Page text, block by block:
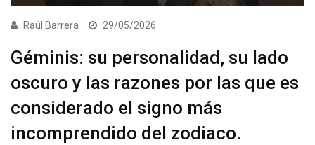
Raúl Barrera 29/05/2026
Géminis: su personalidad, su lado
oscuro y las razones por las que es
considerado el signo más
incomprendido del zodiaco.